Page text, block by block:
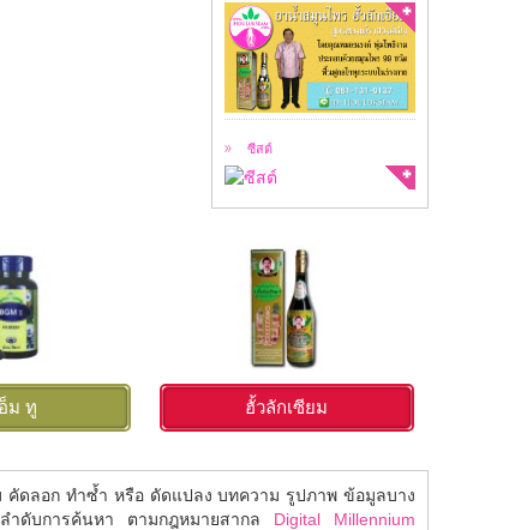
ซีสต์
สาเหตุของการเกิดซีสต์
ซีสต์ คือ ...
ม ทู ฮั้วลักเซียม
คัดลอก ทำซ้ำ หรือ ดัดแปลง บทความ รูปภาพ ข้อมูลบาง
ำดับการค้นหา ตามกฎหมายสากล Digital Millennium